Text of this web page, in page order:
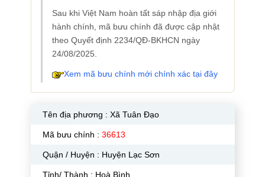
Sau khi Việt Nam hoàn tất sáp nhập địa giới
hành chính, mã bưu chính đã được cập nhật
theo Quyết định 2234/QĐ-BKHCN ngày
24/08/2025.
Xem mã bưu chính mới chính xác tại đây
Tên địa phương : Xã Tuân Đạo
Mã bưu chính : 36613
Quận / Huyện : Huyện Lạc Sơn
Tỉnh/ Thành : Hoà Bình